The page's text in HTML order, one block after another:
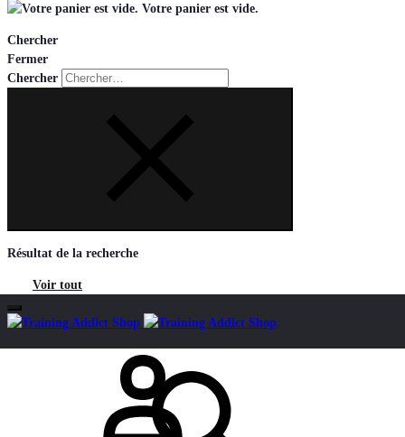
Votre panier est vide.
Chercher
Fermer
Chercher
Résultat de la recherche
Voir tout